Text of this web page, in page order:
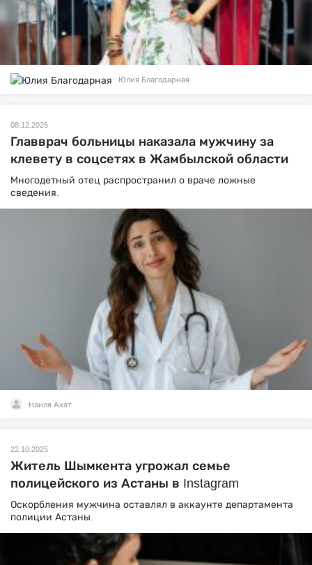
Юлия Благодарная
08.12.2025
Главврач больницы наказала мужчину за
клевету в соцсетях в Жамбылской области
Многодетный отец распространил о враче ложные
сведения.
Наиля Ахат
22.10.2025
Житель Шымкента угрожал семье
полицейского из Астаны в Instagram
Оскорбления мужчина оставлял в аккаунте департамента
полиции Астаны.